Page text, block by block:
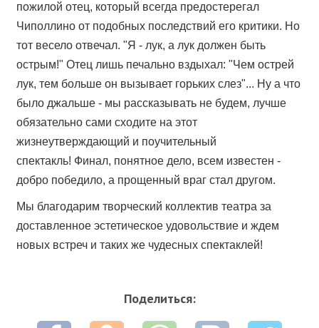
пожилой отец, который всегда предостерегал
Чиполлино от подобных последствий его критики. Но
тот весело отвечал. "Я - лук, а лук должен быть
острым!" Отец лишь печально вздыхал: "Чем острей
лук, тем больше он вызывает горьких слез"... Ну а что
было джальше - мы рассказывать не будем, лучше
обязательно сами сходите на этот
жизнеутверждающий и поучительный
спектакль! Финал, понятное дело, всем известен -
добро победило, а прощенный враг стал другом.
Мы благодарим творческий коллектив театра за
доставленное эстетическое удовольствие и ждем
новых встреч и таких же чудесных спектаклей!
Поделиться: